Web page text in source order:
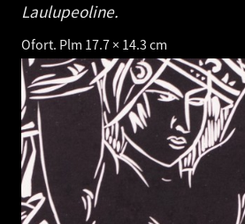
Laulupeoline.
Ofort. Plm 17.7 × 14.3 cm